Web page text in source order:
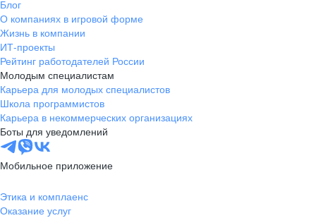
Блог
О компаниях в игровой форме
Жизнь в компании
ИТ-проекты
Рейтинг работодателей России
Молодым специалистам
Карьера для молодых специалистов
Школа программистов
Карьера в некоммерческих организациях
Боты для уведомлений
Мобильное приложение
Этика и комплаенс
Оказание услуг